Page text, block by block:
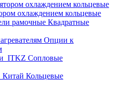
охлаждением кольцевые
Квадратные
Опции к
Cопловые
Кольцевые